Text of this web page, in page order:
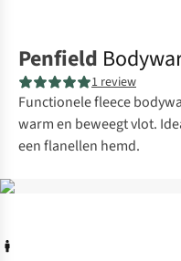
Penfield
1 review
Functionele fleece
warm en beweegt vlot.
een flanellen hemd.